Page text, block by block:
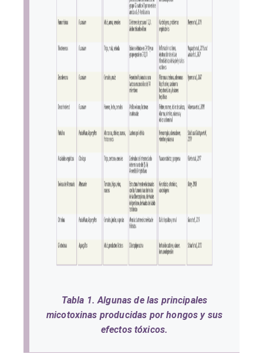
Tabla 1. Algunas de las principales
micotoxinas producidas por hongos y sus
efectos tóxicos.